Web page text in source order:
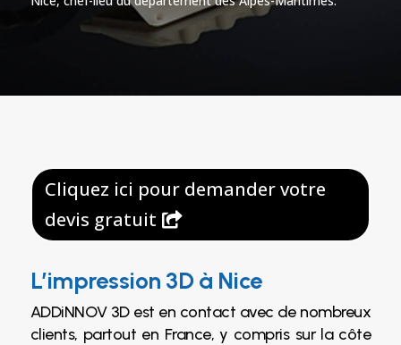
Cliquez ici pour demander votre
devis gratuit
L’impression 3D à Nice
ADDiNNOV 3D est en contact avec de nombreux
clients, partout en France, y compris sur la côte